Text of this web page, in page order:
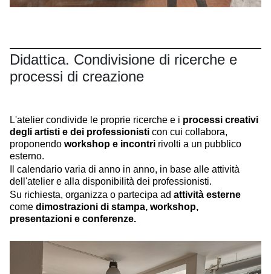
Didattica. Condivisione di ricerche e
processi di creazione
L'atelier condivide le proprie ricerche e i processi creativi
degli artisti e dei professionisti con cui collabora,
proponendo workshop e incontri rivolti a un pubblico
esterno.
Il calendario varia di anno in anno, in base alle attività
dell'atelier e alla disponibilità dei professionisti.
Su richiesta, organizza o partecipa ad attività esterne
come dimostrazioni di stampa, workshop,
presentazioni e conferenze.